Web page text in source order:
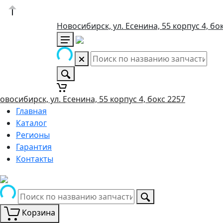
Новосибирск, ул. Есенина, 55 корпус 4,
ул. Есенина, 55 корпус 4, бокс 2257
Главная
Каталог
Регионы
Гарантия
Контакты
Корзина